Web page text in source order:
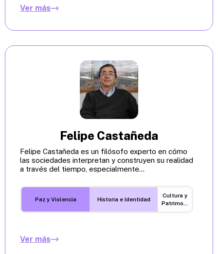
Ver más
Felipe Castañeda
Felipe Castañeda es un filósofo experto en cómo
las sociedades interpretan y construyen su realidad
a través del tiempo, especialmente...
Paz y Violencia Historia e Identidad
Cultura y
Patrimonio
Ver más